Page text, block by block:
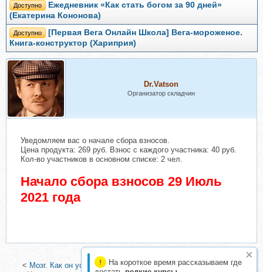
На короткое время рассказываем где
Доступно
Ежедневник «Как стать богом за 90 дней»
(Екатерина Кононова)
Доступно
[Первая Вега Онлайн Школа] Вега-мороженое.
Книга-конструктор (Хариприя)
Dr.Vatson
Организатор складчин
Уведомляем вас о начале сбора взносов.
Цена продукта: 269 руб. Взнос с каждого участника: 40 руб.
Кол-во участников в основном списке: 2 чел.
Начало сбора взносов 29 Июль
2021 года
< Мозг. Как он устроен и что с ним делать (Илья Мартынов)|